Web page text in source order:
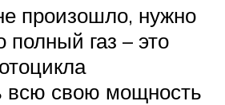
произошло, нужно
полный газ – это
всю свою мощность